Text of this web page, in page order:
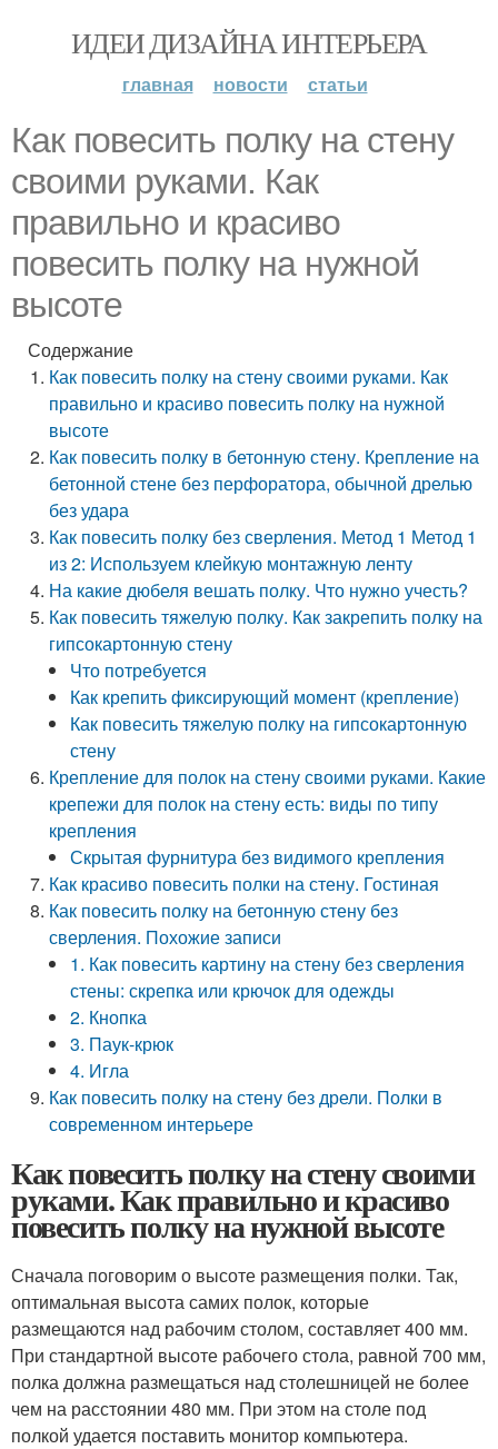
ИДЕИ ДИЗАЙНА ИНТЕРЬЕРА
главная новости статьи
Как повесить полку на стену
своими руками. Как
правильно и красиво
повесить полку на нужной
высоте
Содержание
Как повесить полку на стену своими руками. Как
правильно и красиво повесить полку на нужной
высоте
Как повесить полку в бетонную стену. Крепление на
бетонной стене без перфоратора, обычной дрелью
без удара
Как повесить полку без сверления. Метод 1 Метод 1
из 2: Используем клейкую монтажную ленту
На какие дюбеля вешать полку. Что нужно учесть?
Как повесить тяжелую полку. Как закрепить полку на
гипсокартонную стену
Что потребуется
Как крепить фиксирующий момент (крепление)
Как повесить тяжелую полку на гипсокартонную
стену
Крепление для полок на стену своими руками. Какие
крепежи для полок на стену есть: виды по типу
крепления
Скрытая фурнитура без видимого крепления
Как красиво повесить полки на стену. Гостиная
Как повесить полку на бетонную стену без
сверления. Похожие записи
1. Как повесить картину на стену без сверления
стены: скрепка или крючок для одежды
2. Кнопка
3. Паук-крюк
4. Игла
Как повесить полку на стену без дрели. Полки в
современном интерьере
Как повесить полку на стену своими
руками. Как правильно и красиво
повесить полку на нужной высоте
Сначала поговорим о высоте размещения полки. Так,
оптимальная высота самих полок, которые
размещаются над рабочим столом, составляет 400 мм.
При стандартной высоте рабочего стола, равной 700 мм,
полка должна размещаться над столешницей не более
чем на расстоянии 480 мм. При этом на столе под
полкой удается поставить монитор компьютера.